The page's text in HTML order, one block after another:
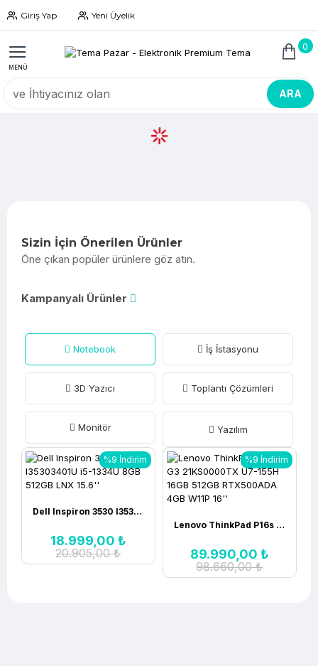
Giriş Yap Yeni Üyelik
0
ARA
Sizin İçin Önerilen Ürünler
Öne çıkan popüler ürünlere göz atın.
Kampanyalı Ürünler
Notebook İş İstasyonu
3D Yazıcı Toplantı Çözümleri
Monitör Yazılım
%9 İndirim
Dell Inspiron 3530 I35303401U i5-1334U 8GB 512GB LNX 15.6''
18.999,00 ₺
20.905,00 ₺
%9 İndirim
Lenovo ThinkPad P16s G3 21KS0000TX U7-155H 16GB 512GB RTX500ADA 4GB W11P 16''
89.990,00 ₺
98.660,00 ₺